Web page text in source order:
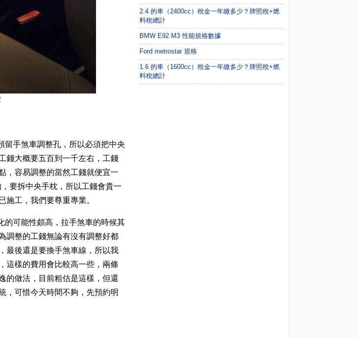
留手煞車調整孔，所以必須把中央
錢大概要五百到一千左右，工錢
，容易調整的當然工錢就便宜一
要拆中央手枕，所以工錢會貴一
工，我們要尊重專業。
的可能性頗高，拉手煞車的時候其
調整的工錢無論有沒有調整好都
最後還是要換手煞車線，所以我
這樣的費用會比較高一些，兩條
的做法，目前粗估是這樣，但還
，可惜今天時間不夠，先預約明
2.4 的車（2400cc）稅金一年繳多少？牌照稅+燃
料稅總計
BMW E92 M3 性能規格數據
Ford metrostar 規格
1.6 的車（1600cc）稅金一年繳多少？牌照稅+燃
料稅總計